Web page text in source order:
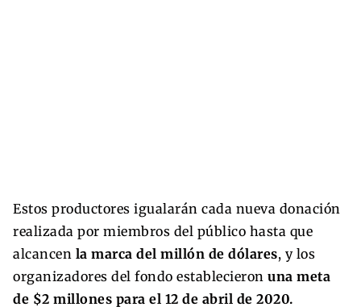
Estos productores igualarán cada nueva donación
realizada por miembros del público hasta que
alcancen la marca del millón de dólares, y los
organizadores del fondo establecieron una meta
de $2 millones para el 12 de abril de 2020.